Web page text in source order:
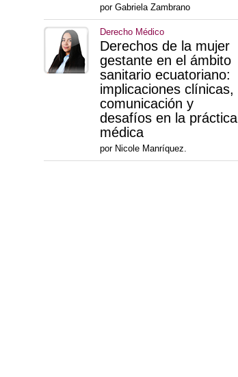
por Gabriela Zambrano
Derecho Médico
Derechos de la mujer
gestante en el ámbito
sanitario ecuatoriano:
implicaciones clínicas,
comunicación y
desafíos en la práctica
médica
por Nicole Manríquez.